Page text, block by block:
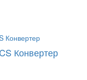
Конвертер